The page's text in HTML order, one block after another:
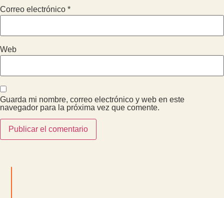
Correo electrónico *
Web
Guarda mi nombre, correo electrónico y web en este
navegador para la próxima vez que comente.